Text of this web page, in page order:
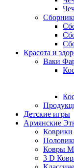
Красота и
Ваки
Детские игры
Армянские
Коврики
Ковры
3 D